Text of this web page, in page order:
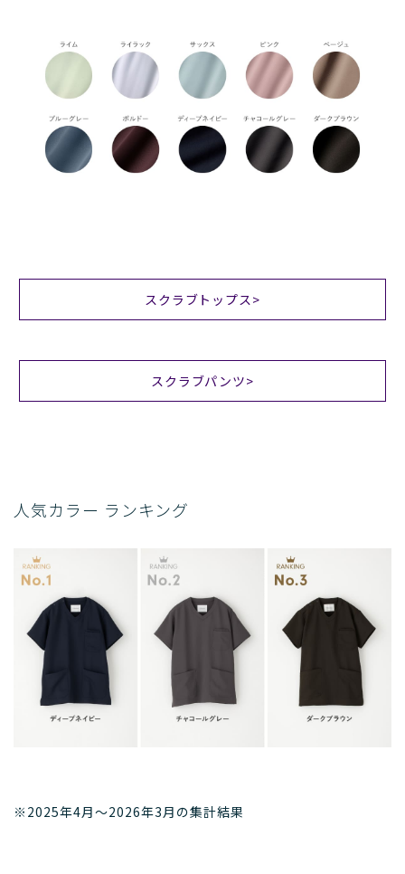
スクラブトップス>
スクラブパンツ>
人気カラー ランキング
※2025年4月〜2026年3月の集計結果